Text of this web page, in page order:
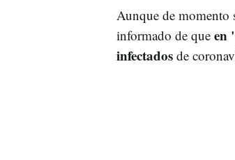
Aunque de momento
informado de que en
infectadosde